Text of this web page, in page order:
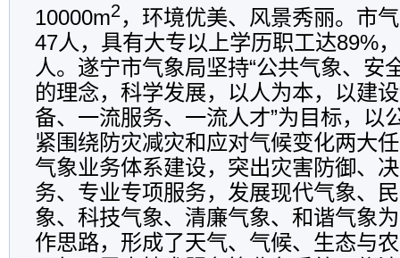
10000m2 ，环境优美、风景秀丽。市
47人，具有大专以上学历职工达89%
人。遂宁市气象局坚持“公共气象、安
的理念，科学发展，以人为本，以建
备、一流服务、一流人才”为目标，以
紧围绕防灾减灾和应对气候变化两大
气象业务体系建设，突出灾害防御、
务、专业专项服务，发展现代气象、
象、科技气象、清廉气象、和谐气象
作思路，形成了天气、气候、生态与